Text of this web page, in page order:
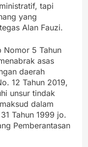
tapi
yang
Alan Fauzi.
Nomor 5 Tahun
asas
daerah
12 Tahun 2019,
unsur tindak
dalam
Tahun 1999 jo.
Pemberantasan